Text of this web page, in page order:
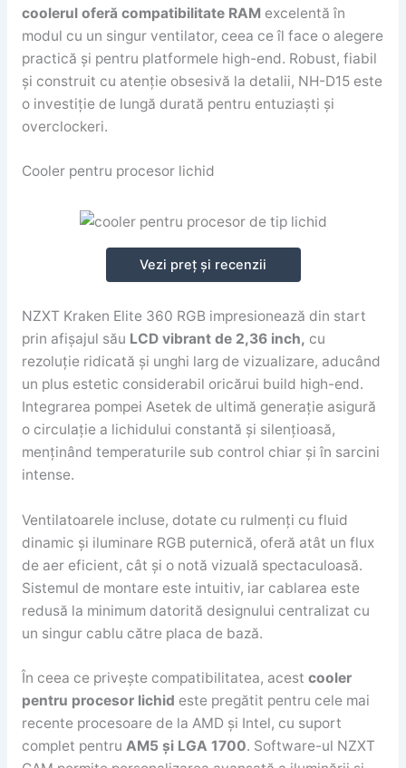
coolerul oferă compatibilitate RAM excelentă în
modul cu un singur ventilator, ceea ce îl face o alegere
practică și pentru platformele high-end. Robust, fiabil
și construit cu atenție obsesivă la detalii, NH-D15 este
o investiție de lungă durată pentru entuziaști și
overclockeri.
Cooler pentru procesor lichid
Vezi preț și recenzii
NZXT Kraken Elite 360 RGB impresionează din start
prin afișajul său LCD vibrant de 2,36 inch, cu
rezoluție ridicată și unghi larg de vizualizare, aducând
un plus estetic considerabil oricărui build high-end.
Integrarea pompei Asetek de ultimă generație asigură
o circulație a lichidului constantă și silențioasă,
menținând temperaturile sub control chiar și în sarcini
intense.
Ventilatoarele incluse, dotate cu rulmenți cu fluid
dinamic și iluminare RGB puternică, oferă atât un flux
de aer eficient, cât și o notă vizuală spectaculoasă.
Sistemul de montare este intuitiv, iar cablarea este
redusă la minimum datorită designului centralizat cu
un singur cablu către placa de bază.
În ceea ce privește compatibilitatea, acest cooler
pentru procesor lichid este pregătit pentru cele mai
recente procesoare de la AMD și Intel, cu suport
complet pentru AM5 și LGA 1700. Software-ul NZXT